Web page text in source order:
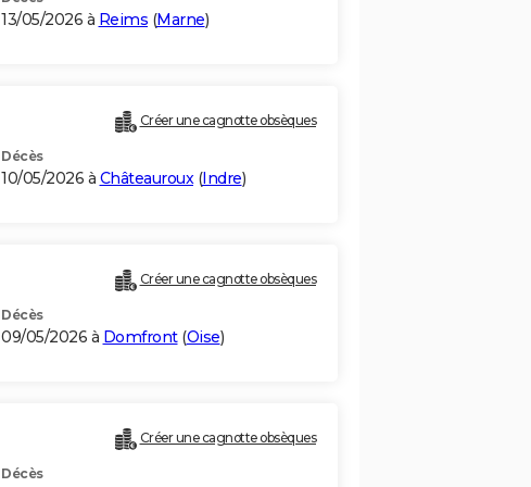
13/05/2026 à Reims (Marne)
Créer une cagnotte obsèques
Décès
10/05/2026 à Châteauroux(Indre)
Créer une cagnotte obsèques
Décès
09/05/2026 à Domfront(Oise)
Créer une cagnotte obsèques
Décès